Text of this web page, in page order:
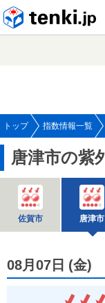
トップ 指数情報一覧
唐津市の紫
佐賀市 唐津市
08月07日 (金)